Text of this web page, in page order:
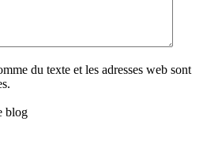
du texte et les adresses web sont
blog